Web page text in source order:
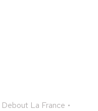
Debout La France